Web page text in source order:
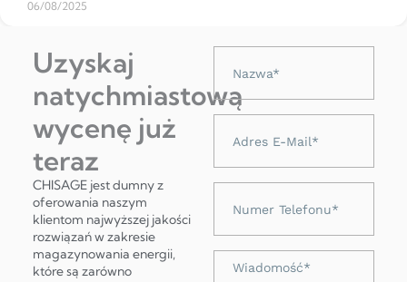
06/08/2025
Uzyskaj
natychmiastową
wycenę już
teraz
CHISAGE jest dumny z
oferowania naszym
klientom najwyższej jakości
rozwiązań w zakresie
magazynowania energii,
które są zarówno
telefonu